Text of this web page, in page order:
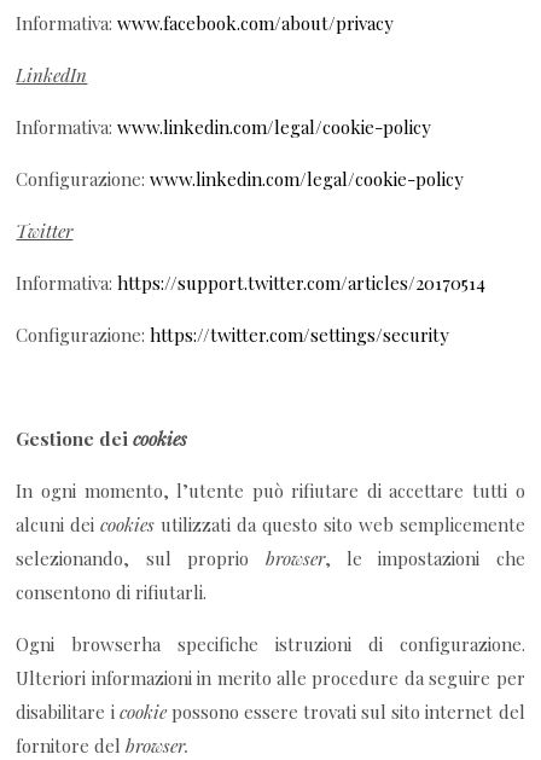
Informativa:www.facebook.com/about/privacy
LinkedIn
Informativa:www.linkedin.com/legal/cookie-policy
Configurazione:www.linkedin.com/legal/cookie-policy
Twitter
Informativa:https://support.twitter.com/articles/20170514
Configurazione:https://twitter.com/settings/security
Gestione deicookies
In ogni momento, l’utente può rifiutare di accettare tutti o
alcuni deicookiesutilizzati da questo sito web semplicemente
selezionando, sul proprio browser, le impostazioni che
consentono di rifiutarli.
Ogni browserha specifiche istruzioni di configurazione.
Ulteriori informazioni in merito alle procedure da seguire per
disabilitare i cookie possono essere trovati sul sito internet del
fornitore delbrowser.